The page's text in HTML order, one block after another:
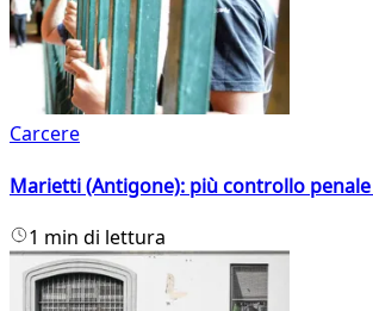
Carcere
Marietti (Antigone): più controllo
1 min di lettura